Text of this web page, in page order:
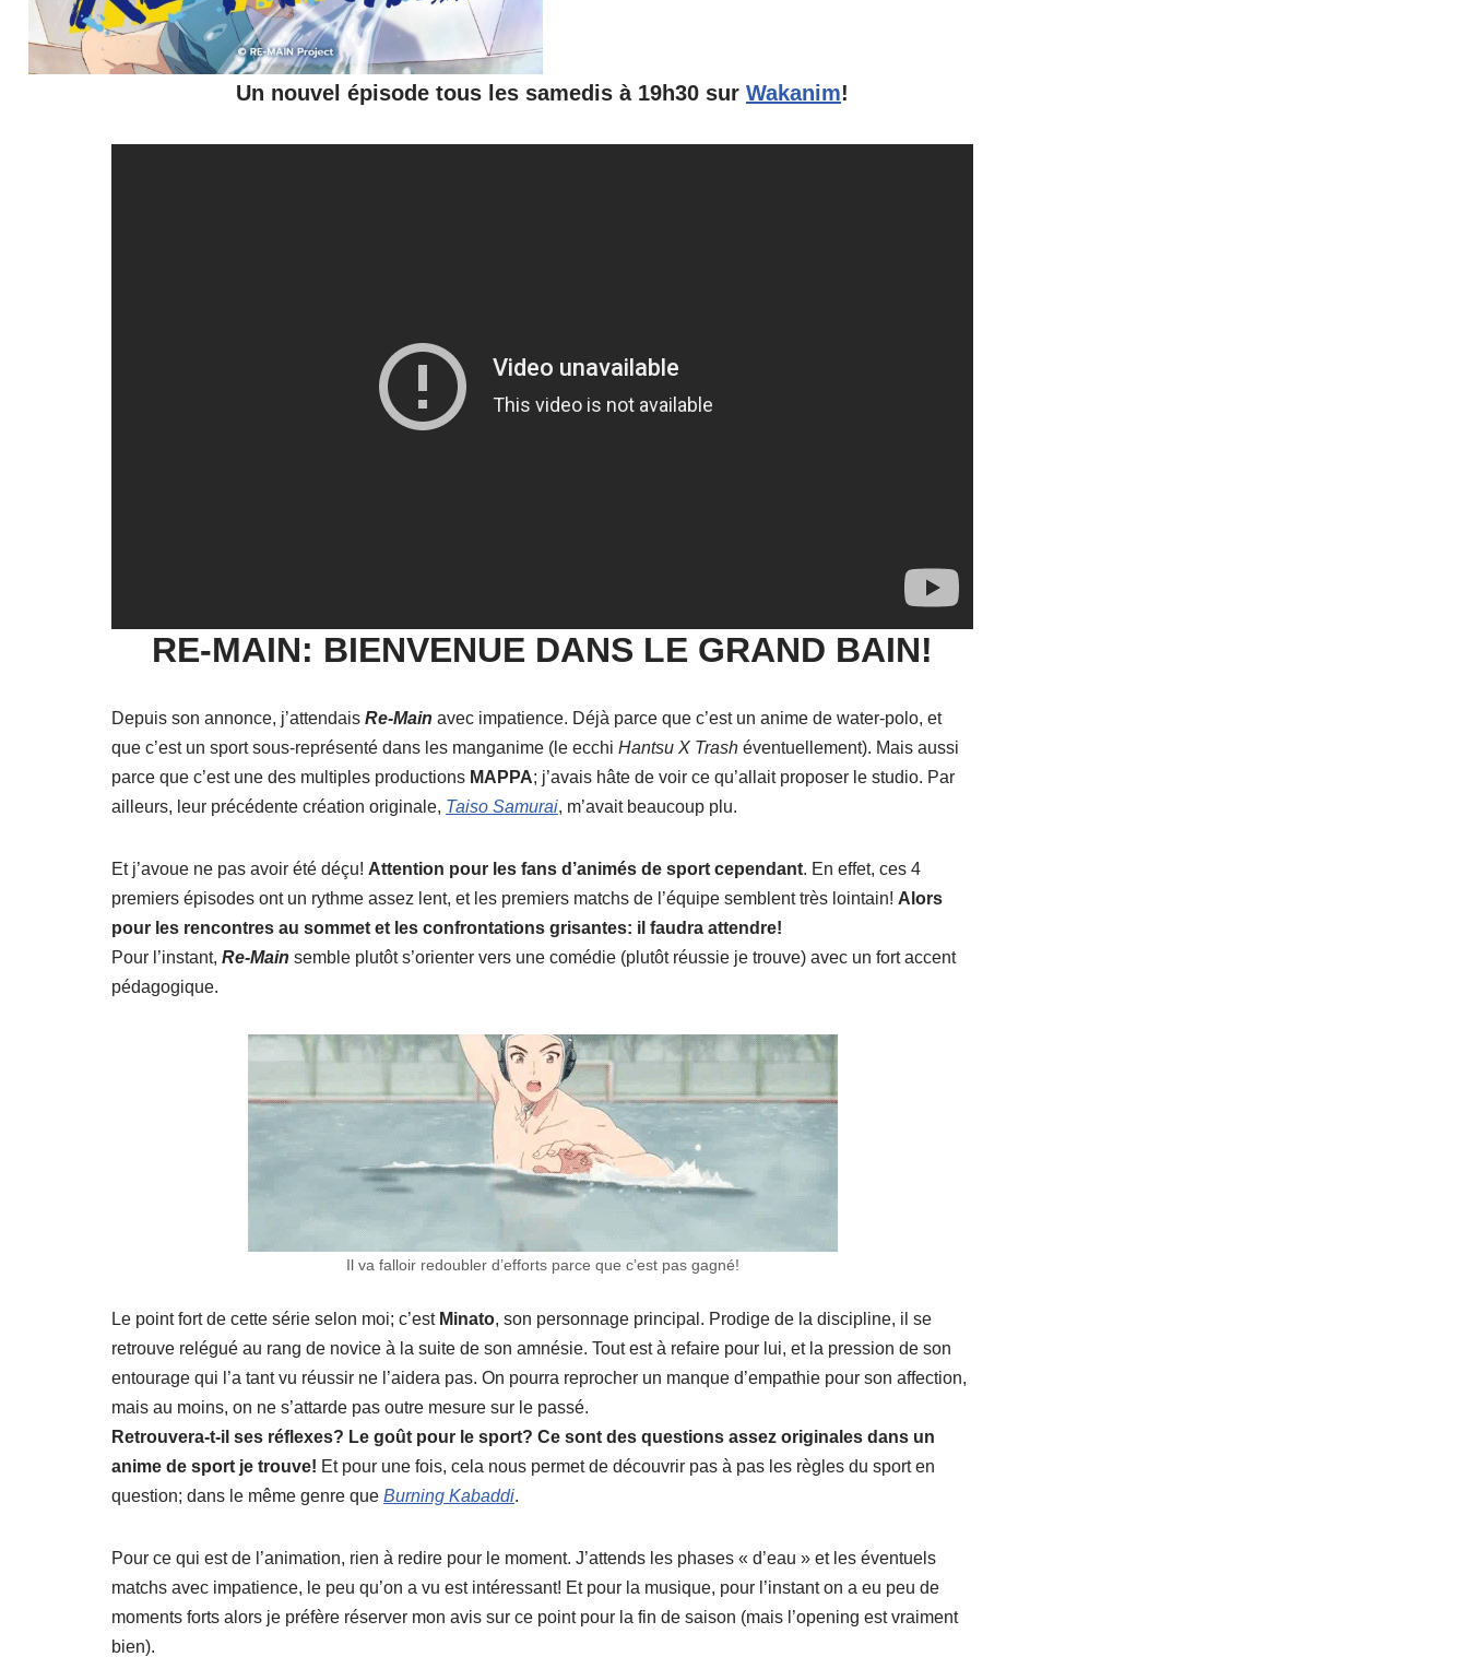
Un nouvel épisode tous les samedis à 19h30 sur Wakanim!
RE-MAIN: BIENVENUE DANS LE GRAND BAIN!
Depuis son annonce, j’attendais Re-Main avec impatience. Déjà parce que c’est un anime de water-polo, et
que c’est un sport sous-représenté dans les manganime (le ecchi Hantsu X Trash éventuellement). Mais aussi
parce que c’est une des multiples productions MAPPA; j’avais hâte de voir ce qu’allait proposer le studio. Par
ailleurs, leur précédente création originale, Taiso Samurai, m’avait beaucoup plu.
Et j’avoue ne pas avoir été déçu! Attention pour les fans d’animés de sport cependant. En effet, ces 4
premiers épisodes ont un rythme assez lent, et les premiers matchs de l’équipe semblent très lointain! Alors
pour les rencontres au sommet et les confrontations grisantes: il faudra attendre!
Pour l’instant, Re-Main semble plutôt s’orienter vers une comédie (plutôt réussie je trouve) avec un fort accent
pédagogique.
Il va falloir redoubler d’efforts parce que c’est pas gagné!
Le point fort de cette série selon moi; c’est Minato, son personnage principal. Prodige de la discipline, il se
retrouve relégué au rang de novice à la suite de son amnésie. Tout est à refaire pour lui, et la pression de son
entourage qui l’a tant vu réussir ne l’aidera pas. On pourra reprocher un manque d’empathie pour son affection,
mais au moins, on ne s’attarde pas outre mesure sur le passé.
Retrouvera-t-il ses réflexes? Le goût pour le sport? Ce sont des questions assez originales dans un
anime de sport je trouve! Et pour une fois, cela nous permet de découvrir pas à pas les règles du sport en
question; dans le même genre que Burning Kabaddi.
Pour ce qui est de l’animation, rien à redire pour le moment. J’attends les phases « d’eau » et les éventuels
matchs avec impatience, le peu qu’on a vu est intéressant! Et pour la musique, pour l’instant on a eu peu de
moments forts alors je préfère réserver mon avis sur ce point pour la fin de saison (mais l’opening est vraiment
bien).